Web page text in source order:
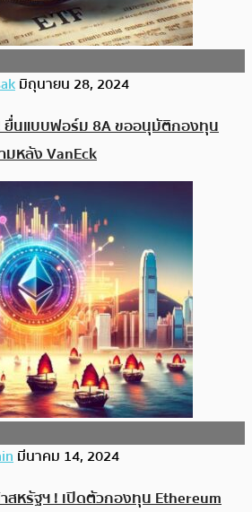
มิถุนายน 28, 2024
ยื่นแบบฟอร์ม 8A ขออนุมัติกองทุน
มหลัง VanEck
มีนาคม 14, 2024
สหรัฐฯ ! เปิดตัวกองทุน Ethereum